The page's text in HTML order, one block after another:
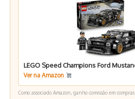
LEGO Speed Champions Ford
Ver na Amazon
Como associado Amazon, ganho comissão em